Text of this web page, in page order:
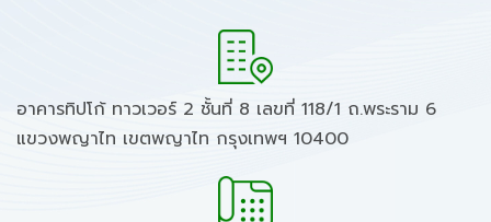
อาคารทิปโก้ ทาวเวอร์ 2 ชั้นที่ 8 เลขที่ 118/1 ถ.พระราม 6
แขวงพญาไท เขตพญาไท กรุงเทพฯ 10400